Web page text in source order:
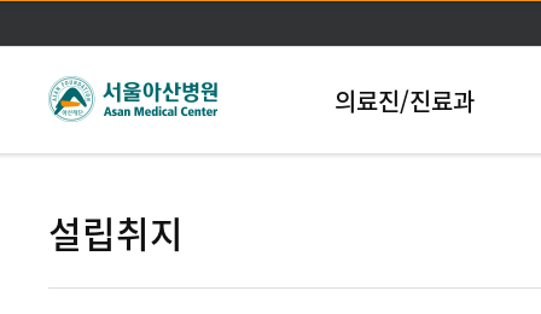
본문바로가기
의료진/진료과
설립취지